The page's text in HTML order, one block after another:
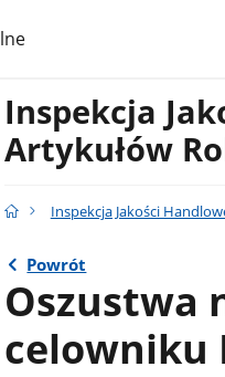
Inspekcja
Artykułów
Inspekcja Jakości
Powrót
Oszustwa
celowniku